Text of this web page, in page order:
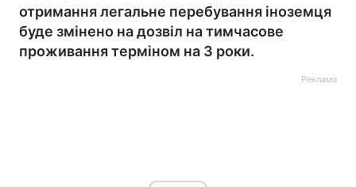
отримання легальне перебування іноземця
буде змінено на дозвіл на тимчасове
проживання терміном на 3 роки.
Реклама